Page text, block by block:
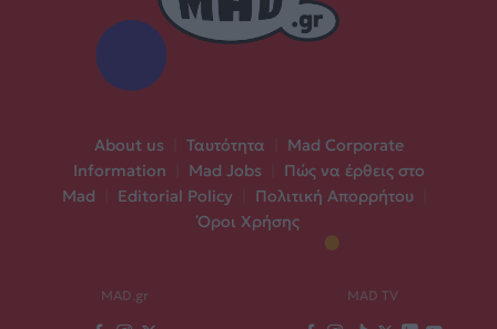
About us Ταυτότητα
Mad Corporate
Information
Mad Jobs
Πώς να έρθεις στο
Mad
Editorial Policy Πολιτική Απορρήτου
Όροι Χρήσης
MAD.gr MAD TV